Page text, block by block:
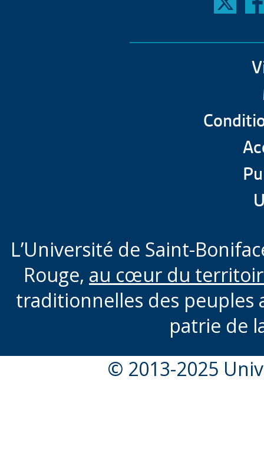
L’Université de Saint-
Rouge, au cœur du
traditionnelles des peuples
patrie de
© 2013-2025